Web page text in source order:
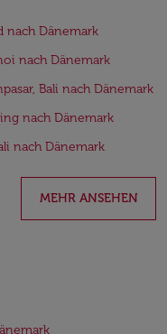
nach Dänemark
nach Dänemark
Bali nach Dänemark
nach Dänemark
nach Dänemark
MEHR ANSEHEN